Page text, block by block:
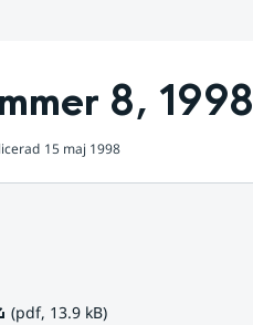
8, 1998
15 maj 1998
13.9 kB.
(pdf, 13.9 kB)